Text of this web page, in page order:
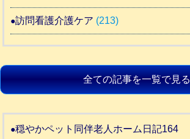
訪問看護介護ケア (213)
全ての記事を一覧で見る
穏やかペット同伴老人ホーム日記164